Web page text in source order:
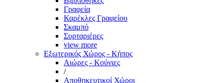
Γραφεία
Καρέκλες Γραφείου
Σκαμπό
Συρταριέρες
view more
Εξωτερικός Χώρος - Κήπος
Αιώρες - Κούνιες
/
Αποθηκευτικοί Χώροι